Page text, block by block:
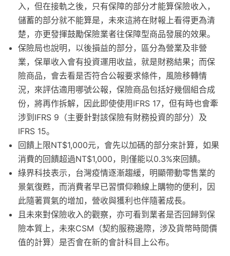
入，但在接軌之後，只有保障的部分才能算保險收入，
儲蓄的部分就不能算是，未來這將在財報上看得更為清
楚，亦更發揮鼓勵保險業者往保障型商品發展的效果。
保險局也說明，以後損益的部分，區分為營業及非營
業，保單收入會有投資運用收益，就是財務結果；而保
險商品，會去看是否符合公報要求條件，風險移轉情
況，來評估適用哪號公報，保險商品包括好幾個組合成
份，將再作拆解，因此即使使用IFRS 17，但有時也會牽
涉到IFRS 9（主要針對該保險有財務投資的部分）及
IFRS 15。
回饋上限NT$1,000元，會先以加碼的部分來計算，如果
消費的回饋超過NT$1,000，則僅能以0.3%來回饋。
綠界科技表示，台灣疫情逐漸趨緩，明顯帶動零售業的
景氣復甦，而消費者早已習慣仰賴線上購物的便利，因
此隨著買氣的增加，營收與獲利也伴隨著成長。
且未來對保險收入的觀察，亦可看到業者是否回歸到保
險本質上，未來CSM（契約服務邊際，涉及貨幣時間價
值的計算）是否會在新的會計科目上公布。